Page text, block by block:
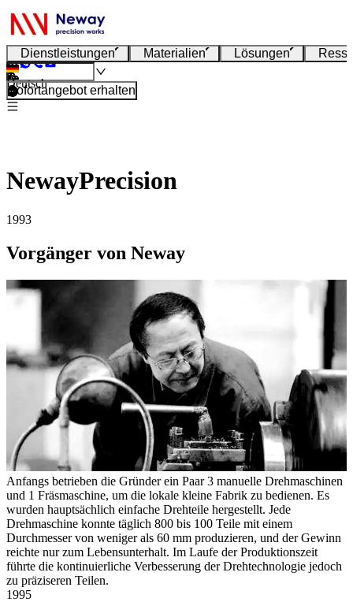
Dienstleistungen Materialien Lösungen
Deutsch
Sofortangebot erhalten
NewayPrecision
1993
Vorgänger von Neway
Anfangs betrieben die Gründer ein Paar 3 manuelle Drehmaschinen
und 1 Fräsmaschine, um die lokale kleine Fabrik zu bedienen. Es
wurden hauptsächlich einfache Drehteile hergestellt. Jede
Drehmaschine konnte täglich 800 bis 100 Teile mit einem
Durchmesser von weniger als 60 mm produzieren, und der Gewinn
reichte nur zum Lebensunterhalt. Im Laufe der Produktionszeit
führte die kontinuierliche Verbesserung der Drehtechnologie jedoch
zu präziseren Teilen.
1995